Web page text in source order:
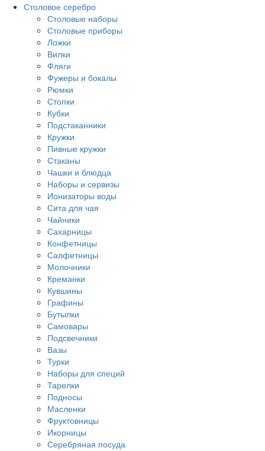
Столовое серебро
Столовые наборы
Столовые приборы
Ложки
Вилки
Фляги
Фужеры и бокалы
Рюмки
Стопки
Кубки
Подстаканники
Кружки
Пивные кружки
Стаканы
Чашки и блюдца
Наборы и сервизы
Ионизаторы воды
Сита для чая
Чайники
Сахарницы
Конфетницы
Салфетницы
Молочники
Креманки
Кувшины
Графины
Бутылки
Самовары
Подсвечники
Вазы
Турки
Наборы для специй
Тарелки
Подносы
Масленки
Фруктовницы
Икорницы
Серебряная посуда